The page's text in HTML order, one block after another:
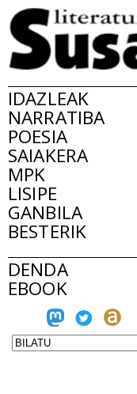
IDAZLEAK
NARRATIBA
POESIA
SAIAKERA
MPK
LISIPE
GANBILA
BESTERIK
DENDA
EBOOK